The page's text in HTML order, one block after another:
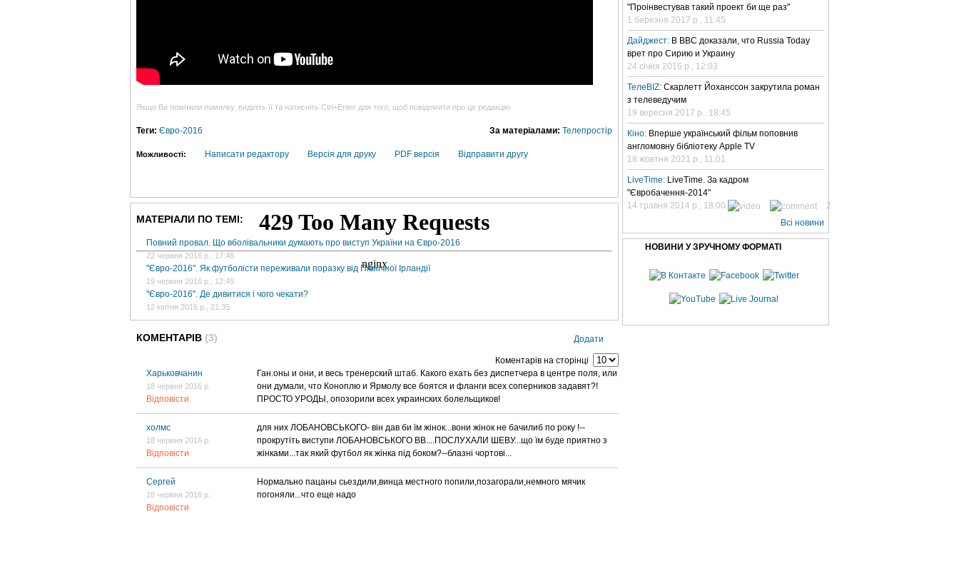
Якщо Ви помітили помилку, виділіть її та натисніть Ctrl+Enter для того, щоб повідомити про це редакцію
За матеріалами: Телепростір
Теги: Євро-2016
Можливості: Написати редактору Версія для друку PDF версія Відправити другу
МАТЕРІАЛИ ПО ТЕМІ:
Повний провал. Що вболівальники думають про виступ України на Євро-2016
22 червня 2016 р., 17:48
"Євро-2016". Як футболісти переживали поразку від Північної Ірландії
19 червня 2016 р., 12:49
"Євро-2016". Де дивитися і чого чекати?
12 квітня 2016 р., 21:35
Додати
КОМЕНТАРІВ (3)
Коментарів на сторінці
Харьковчанин
18 червня 2016 р.
Відповісти
Ган.оны и они, и весь тренерский штаб. Какого ехать без диспетчера в центре поля, или
они думали, что Коноплю и Ярмолу все боятся и фланги всех соперников задавят?!
ПРОСТО УРОДЫ, опозорили всех украинских болельщиков!
холмс
18 червня 2016 р.
Відповісти
для них ЛОБАНОВСЬКОГО- він дав би їм жінок...вони жінок не бачилиб по року !--
прокрутіть виступи ЛОБАНОВСЬКОГО ВВ....ПОСЛУХАЛИ ШЕВУ...що їм буде приятно з
жінками...так який футбол як жінка під боком?--блазні чортові...
Сергей
18 червня 2016 р.
Відповісти
Нормально пацаны сьездили,винца местного попили,позагорали,немного мячик
погоняли...что еще надо
"Проінвестував такий проект би ще раз"
1 березня 2017 р., 11:45
Дайджест: В BBC доказали, что Russia Today
врет про Сирию и Украину
24 січня 2016 р., 12:03
ТелеBIZ: Скарлетт Йоханссон закрутила роман
з телеведучим
19 вересня 2017 р., 18:45
Кіно: Вперше український фільм поповнив
англомовну бібліотеку Apple TV
18 жовтня 2021 р., 11:01
LiveTime: LiveTime. За кадром
"Євробачення-2014"
14 травня 2014 р., 18:00
2
Всі новини
НОВИНИ У ЗРУЧНОМУ ФОРМАТІ